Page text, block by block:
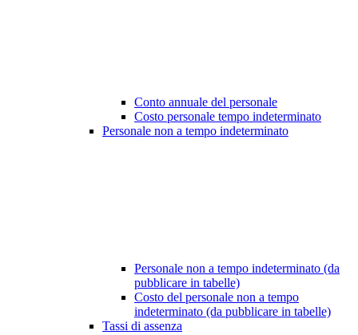
Conto annuale del personale
Costo personale tempo indeterminato
Personale non a tempo indeterminato
Personale non a tempo indeterminato (da
pubblicare in tabelle)
Costo del personale non a tempo
indeterminato (da pubblicare in tabelle)
Tassi di assenza